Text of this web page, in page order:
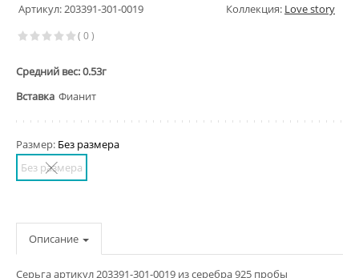
Артикул: 203391-301-0019 Коллекция: Love story
( 0 )
Средний вес: 0.53г
Вставка Фианит
Размер: Без размера
Без размера
Описание
Серьга артикул 203391-301-0019 из серебра 925 пробы